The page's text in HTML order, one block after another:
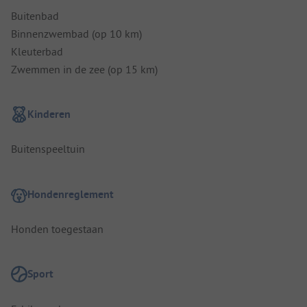
Buitenbad
Binnenzwembad (op 10 km)
Kleuterbad
Zwemmen in de zee (op 15 km)
Kinderen
Buitenspeeltuin
Hondenreglement
Honden toegestaan
Sport